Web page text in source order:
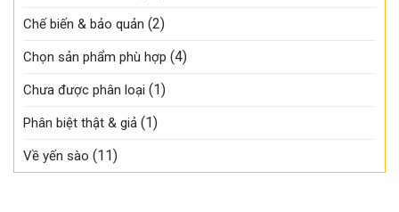
Chế biến & bảo quản (2)
Chọn sản phẩm phù hợp (4)
Chưa được phân loại (1)
Phân biệt thật & giả (1)
Về yến sào (11)